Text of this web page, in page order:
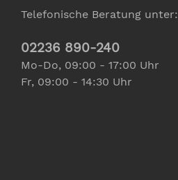
Telefonische Beratung unter:
02236 890-240
Mo-Do, 09:00 - 17:00 Uhr
Fr, 09:00 - 14:30 Uhr